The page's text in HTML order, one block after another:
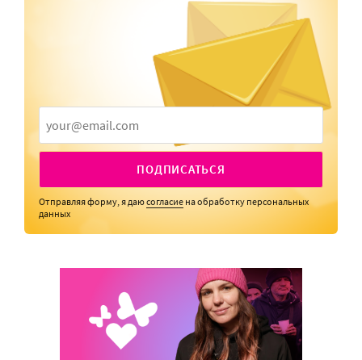
ПОДПИСАТЬСЯ
Отправляя форму, я даюсогласие на обработку персональных
данных